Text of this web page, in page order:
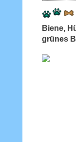
Biene,
grünes